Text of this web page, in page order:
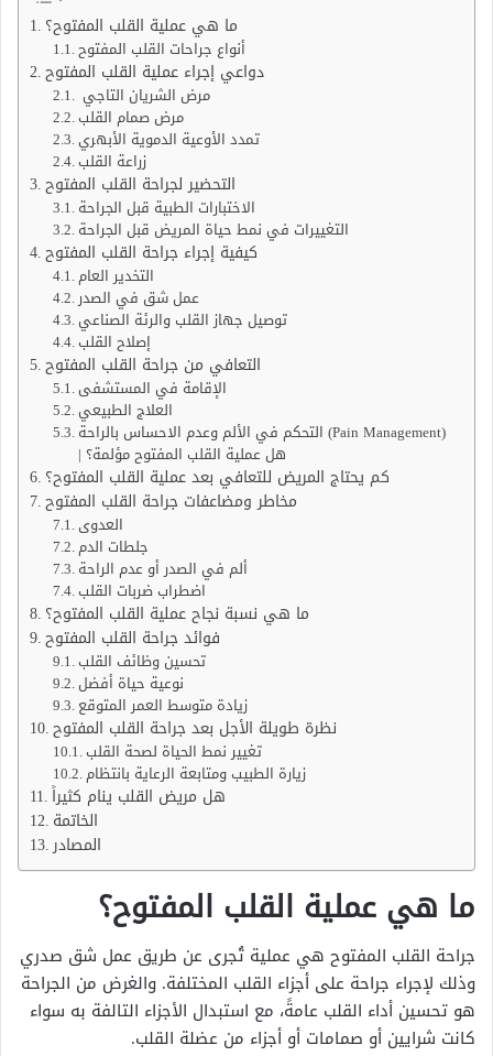
ما هي عملية القلب المفتوح؟
أنواع جراحات القلب المفتوح
دواعي إجراء عملية القلب المفتوح
مرض الشريان التاجي
مرض صمام القلب
تمدد الأوعية الدموية الأبهري
زراعة القلب
التحضير لجراحة القلب المفتوح
الاختبارات الطبية قبل الجراحة
التغييرات في نمط حياة المريض قبل الجراحة
كيفية إجراء جراحة القلب المفتوح
التخدير العام
عمل شق في الصدر
توصيل جهاز القلب والرئة الصناعي
إصلاح القلب
الإقامة في المستشفى
العلاج الطبيعي
التحكم في الألم وعدم الاحساس بالراحة (Pain Management)
| هل عملية القلب المفتوح مؤلمة؟
كم يحتاج المريض للتعافي بعد عملية القلب المفتوح؟
مخاطر ومضاعفات جراحة القلب المفتوح
العدوى
جلطات الدم
ألم في الصدر أو عدم الراحة
اضطراب ضربات القلب
ما هي نسبة نجاح عملية القلب المفتوح؟
فوائد جراحة القلب المفتوح
تحسين وظائف القلب
نوعية حياة أفضل
زيادة متوسط العمر المتوقع
نظرة طويلة الأجل بعد جراحة القلب المفتوح
تغيير نمط الحياة لصحة القلب
زيارة الطبيب ومتابعة الرعاية بانتظام
هل مريض القلب ينام كثيراً
المصادر
ما هي عملية القلب المفتوح؟
جراحة القلب المفتوح هي عملية تُجرى عن طريق عمل شق صدري
وذلك لإجراء جراحة على أجزاء القلب المختلفة. والغرض من الجراحة
هو تحسين أداء القلب عامةً، مع استبدال الأجزاء التالفة به سواء
كانت شرايين أو صمامات أو أجزاء من عضلة القلب.